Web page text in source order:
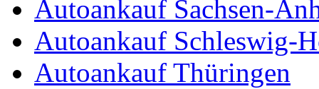
Autoankauf Sachsen-
Autoankauf Schleswig-
Autoankauf Thüringen